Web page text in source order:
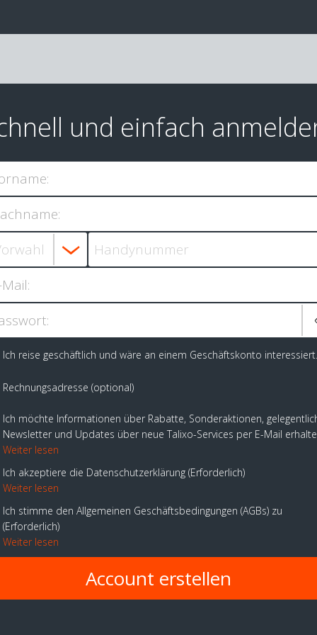
und einfach
Ich reise geschäftlich und wäre an einem Geschäftskonto interessiert.
Rechnungsadresse (optional)
Ich möchte Informationen über Rabatte, Sonderaktionen,
Newsletter und Updates über neue Talixo-Services per E-Mail
Weiter lesen
Ich akzeptiere die Datenschutzerklärung Erforderlich
Weiter lesen
Ich stimme den Allgemeinen Geschäftsbedingungen (AGBs) zu
Erforderlich
Weiter lesen